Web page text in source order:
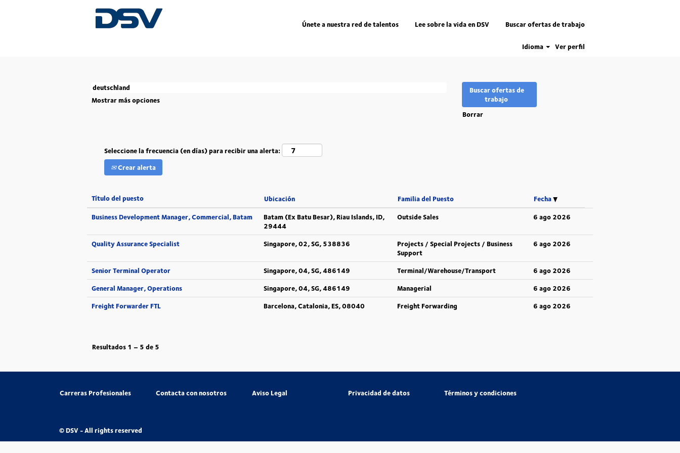
Únete a nuestra red de talentos Lee sobre la vida en DSV Buscar ofertas de trabajo
Idioma Ver perfil
Inicio |Deutschland en DSV
Mostrar más opciones
Borrar
Seleccione la frecuencia (en días) para recibir una alerta:
Crear alerta
Título del puesto Ubicación Familia del Puesto
Fecha
Business Development Manager, Commercial, Batam
Batam (Ex Batu Besar), Riau Islands, ID,
29444
Outside Sales 6 ago 2026
Quality Assurance Specialist Singapore, 02, SG, 538836
Projects / Special Projects / Business
Support
6 ago 2026
Senior Terminal Operator Singapore, 04, SG, 486149 Terminal/Warehouse/Transport
6 ago 2026
General Manager, Operations
Singapore, 04, SG, 486149 Managerial
6 ago 2026
Freight Forwarder FTL
Barcelona, Catalonia, ES, 08040 Freight Forwarding 6 ago 2026
Resultados 1 – 5 de 5
Carreras Profesionales Contacta con nosotros Aviso Legal Privacidad de datos Términos y condiciones
© DSV - All rights reserved